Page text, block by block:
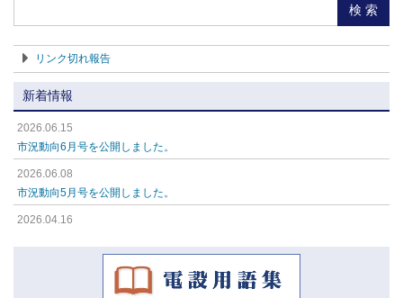
外線接地材料 (18)
検 索
リンク切れ報告
新着情報
2026.06.15
市況動向6月号を公開しました。
2026.06.08
市況動向5月号を公開しました。
2026.04.16
市況動向3月号を公開しました。